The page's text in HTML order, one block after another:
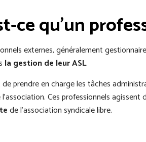
ce qu'un
externes, généralement
la gestion de leur ASL.
prendre en charge les tâches
Ces professionnels
de l'association syndicale libre.